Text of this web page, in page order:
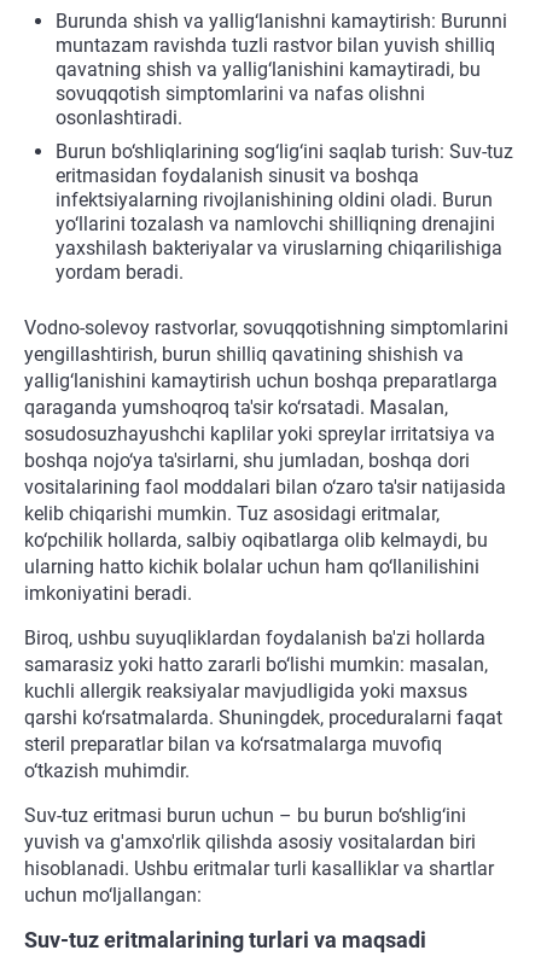
Burunda shish va yallig‘lanishni kamaytirish: Burunni
muntazam ravishda tuzli rastvor bilan yuvish shilliq
qavatning shish va yallig‘lanishini kamaytiradi, bu
sovuqqotish simptomlarini va nafas olishni
osonlashtiradi.
Burun bo‘shliqlarining sog‘lig‘ini saqlab turish: Suv-tuz
eritmasidan foydalanish sinusit va boshqa
infektsiyalarning rivojlanishining oldini oladi. Burun
yo‘llarini tozalash va namlovchi shilliqning drenajini
yaxshilash bakteriyalar va viruslarning chiqarilishiga
yordam beradi.
Vodno-solevoy rastvorlar, sovuqqotishning simptomlarini
yengillashtirish, burun shilliq qavatining shishish va
yallig‘lanishini kamaytirish uchun boshqa preparatlarga
qaraganda yumshoqroq ta'sir ko‘rsatadi. Masalan,
sosudosuzhayushchi kaplilar yoki spreylar irritatsiya va
boshqa nojo‘ya ta'sirlarni, shu jumladan, boshqa dori
vositalarining faol moddalari bilan o‘zaro ta'sir natijasida
kelib chiqarishi mumkin. Tuz asosidagi eritmalar,
ko‘pchilik hollarda, salbiy oqibatlarga olib kelmaydi, bu
ularning hatto kichik bolalar uchun ham qo‘llanilishini
imkoniyatini beradi.
Biroq, ushbu suyuqliklardan foydalanish ba'zi hollarda
samarasiz yoki hatto zararli bo‘lishi mumkin: masalan,
kuchli allergik reaksiyalar mavjudligida yoki maxsus
qarshi ko‘rsatmalarda. Shuningdek, proceduralarni faqat
steril preparatlar bilan va ko‘rsatmalarga muvofiq
o‘tkazish muhimdir.
Suv-tuz eritmasi burun uchun – bu burun bo‘shlig‘ini
yuvish va g'amxo'rlik qilishda asosiy vositalardan biri
hisoblanadi. Ushbu eritmalar turli kasalliklar va shartlar
uchun mo‘ljallangan:
Suv-tuz eritmalarining turlari va maqsadi